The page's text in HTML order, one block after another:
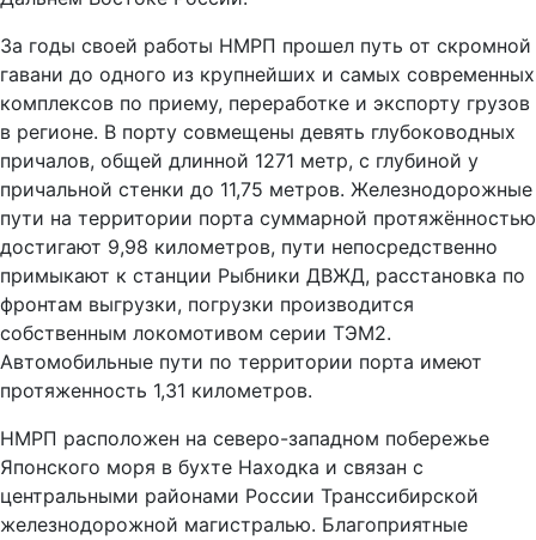
За годы своей работы НМРП прошел путь от скромной
гавани до одного из крупнейших и самых современных
комплексов по приему, переработке и экспорту грузов
в регионе. В порту совмещены девять глубоководных
причалов, общей длинной 1271 метр, с глубиной у
причальной стенки до 11,75 метров. Железнодорожные
пути на территории порта суммарной протяжённостью
достигают 9,98 километров, пути непосредственно
примыкают к станции Рыбники ДВЖД, расстановка по
фронтам выгрузки, погрузки производится
собственным локомотивом серии ТЭМ2.
Автомобильные пути по территории порта имеют
протяженность 1,31 километров.
НМРП расположен на северо-западном побережье
Японского моря в бухте Находка и связан с
центральными районами России Транссибирской
железнодорожной магистралью. Благоприятные